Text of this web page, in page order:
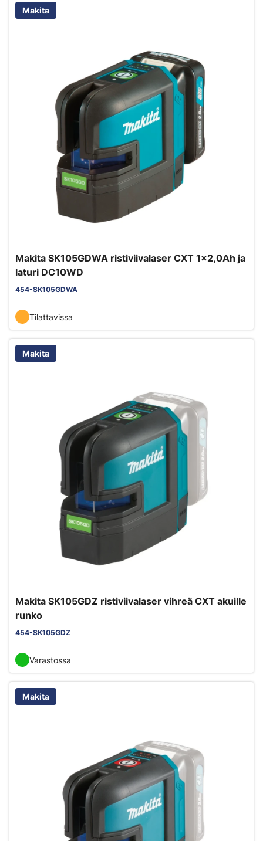
Makita
Makita SK105GDWA ristiviivalaser CXT 1x2,0Ah ja
laturi DC10WD
454-SK105GDWA
Tilattavissa
Makita
Makita SK105GDZ ristiviivalaser vihreä CXT akuille
runko
454-SK105GDZ
Varastossa
Makita